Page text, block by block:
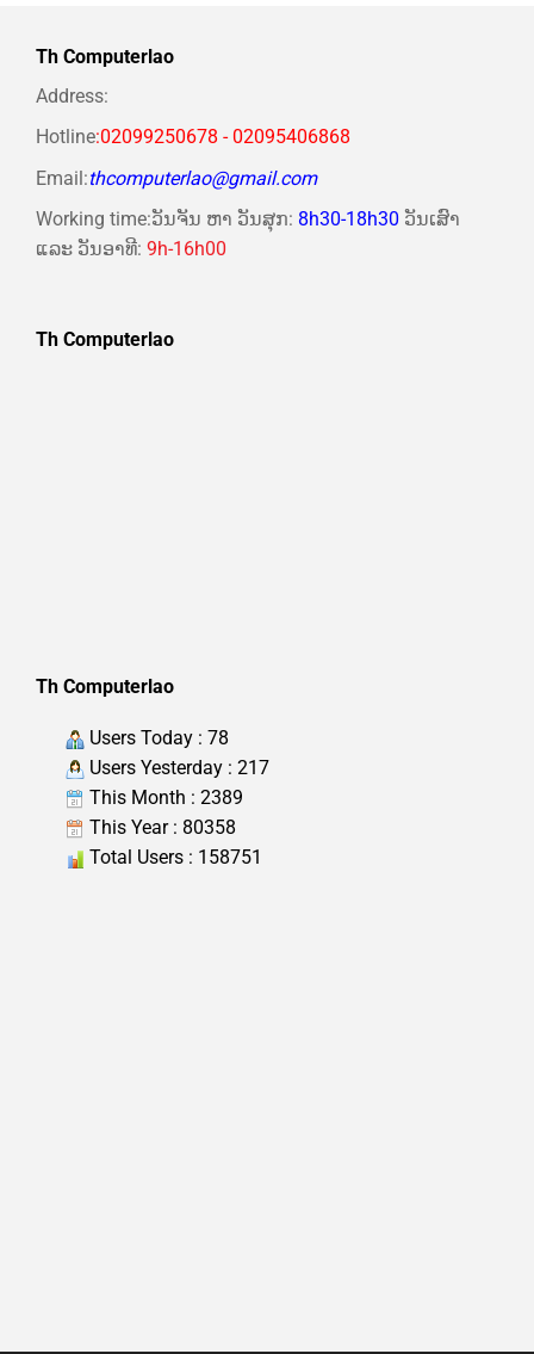
Th Computerlao
Address:
Hotline:02099250678 - 02095406868
Email:thcomputerlao@gmail.com
Working time:ວັນຈັນ ຫາ ວັນສຸກ: 8h30-18h30 ວັນເສົາ
ແລະ ວັນອາທີ: 9h-16h00
Th Computerlao
Th Computerlao
Users Today : 78
Users Yesterday : 217
This Month : 2389
This Year : 80358
Total Users : 158751